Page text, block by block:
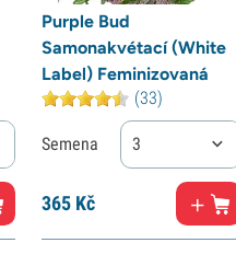
Purple Bud
Samonakvétací (White
Label) Feminizovaná
(33)
Semena 3
365Kč